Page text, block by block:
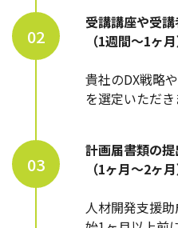
02
受講講座や受
（1週間～1ヶ月
貴社のDX戦略
を選定いただ
03
計画届書類の提
（1ヶ月～2ヶ月
人材開発支援